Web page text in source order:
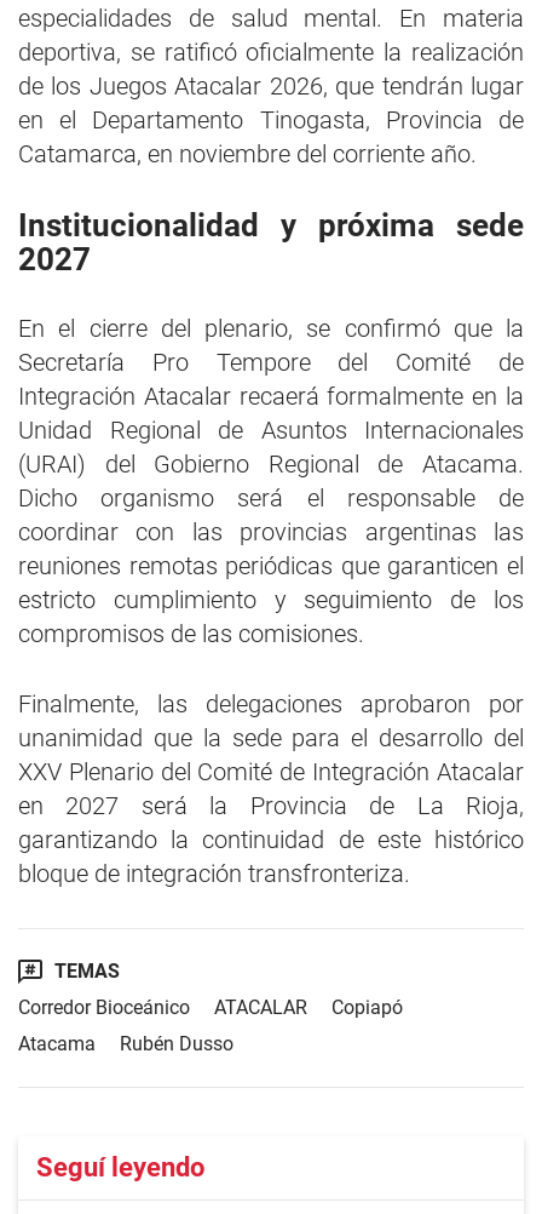
especialidades de salud mental. En materia
deportiva, se ratificó oficialmente la realización
de los Juegos Atacalar 2026, que tendrán lugar
en el Departamento Tinogasta, Provincia de
Catamarca, en noviembre del corriente año.
Institucionalidad y próxima sede
2027
En el cierre del plenario, se confirmó que la
Secretaría Pro Tempore del Comité de
Integración Atacalar recaerá formalmente en la
Unidad Regional de Asuntos Internacionales
(URAI) del Gobierno Regional de Atacama.
Dicho organismo será el responsable de
coordinar con las provincias argentinas las
reuniones remotas periódicas que garanticen el
estricto cumplimiento y seguimiento de los
compromisos de las comisiones.
Finalmente, las delegaciones aprobaron por
unanimidad que la sede para el desarrollo del
XXV Plenario del Comité de Integración Atacalar
en 2027 será la Provincia de La Rioja,
garantizando la continuidad de este histórico
bloque de integración transfronteriza.
TEMAS
Corredor Bioceánico
ATACALAR
Copiapó
Atacama
Rubén Dusso
Seguí leyendo